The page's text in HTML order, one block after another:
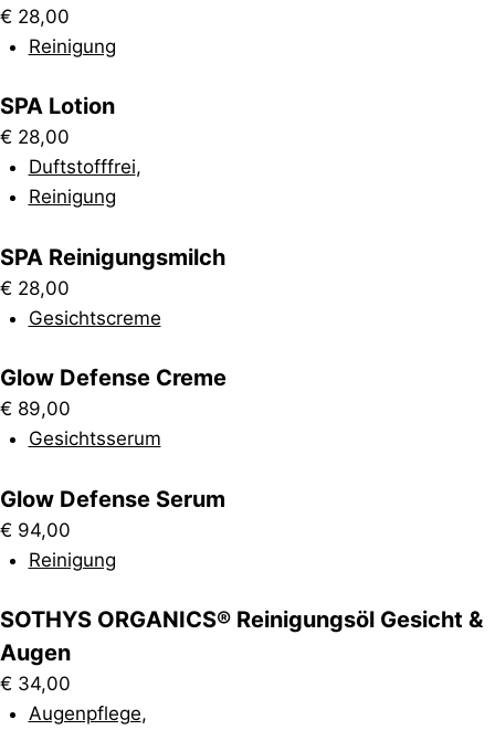
€ 28,00
Reinigung
SPA Lotion
€ 28,00
Duftstofffrei,
Reinigung
SPA Reinigungsmilch
€ 28,00
Gesichtscreme
Glow Defense Creme
€ 89,00
Gesichtsserum
Glow Defense Serum
€ 94,00
Reinigung
SOTHYS ORGANICS® Reinigungsöl Gesicht &
Augen
€ 34,00
Augenpflege,